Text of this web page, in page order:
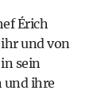
Érich
und von
sein
und ihre